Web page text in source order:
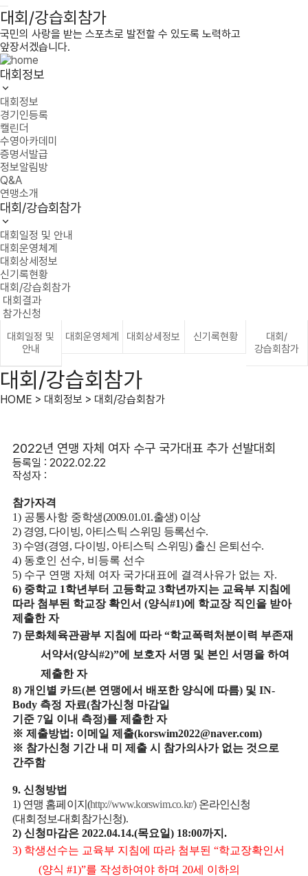
대회/강습회참가
국민의 사랑을 받는 스포츠로 발전할 수 있도록 노력하고
앞장서겠습니다.
대회정보
대회정보
경기인등록
캘린더
수영아카데미
증명서발급
정보알림방
Q&A
연맹소개
대회/강습회참가
대회일정 및 안내
대회운영체계
대회상세정보
신기록현황
대회/강습회참가
대회결과
참가신청
대회일정 및
안내
대회운영체계 대회상세정보 신기록현황
대회/
강습회참가
대회/강습회참가
HOME > 대회정보 > 대회/강습회참가
2022년 연맹 자체 여자 수구 국가대표 추가 선발대회
등록일 : 2022.02.22
작성자 :
참가자격
1) 공통사항 중학생(2009.01.01.출생) 이상
2) 경영, 다이빙, 아티스틱 스위밍 등록선수.
3) 수영(경영, 다이빙, 아티스틱 스위밍) 출신 은퇴선수.
4) 동호인 선수, 비등록 선수
5) 수구 연맹 자체 여자 국가대표에 결격사유가 없는 자.
6) 중학교 1학년부터 고등학교 3학년까지는 교육부 지침에
따라 첨부된 학교장 확인서 (양식#1)에 학교장 직인을 받아
제출한 자
7) 문화체육관광부 지침에 따라“학교폭력처분이력 부존재
서약서(양식#2)”에 보호자 서명 및 본인 서명을 하여
제출한 자
8) 개인별 카드(본 연맹에서 배포한 양식에 따름) 및 IN-
Body 측정 자료(참가신청 마감일
기준 7일 이내 측정)를 제출한 자
※ 제출방법 : 이메일 제출(korswim2022@naver.com)
※ 참가신청 기간 내 미 제출 시 참가의사가 없는 것으로
간주함
9. 신청방법
1) 연맹 홈페이지 (http://www.korswim.co.kr/) 온라인신청
(대회정보-대회참가신청).
2) 신청마감은 2022.04.14.(목요일) 18:00까지 .
3) 학생선수는 교육부 지침에 따라 첨부된 “학교장확인서
(양식 #1)”를 작성하여야 하며 20세 이하의